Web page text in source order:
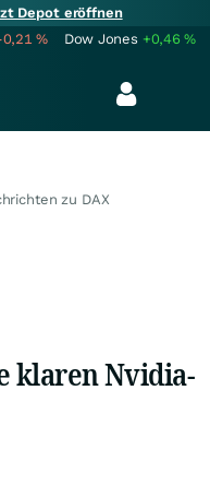
Depot eröffnen
0,21% Dow Jones +0,46%
zu DAX
klaren Nvidia-